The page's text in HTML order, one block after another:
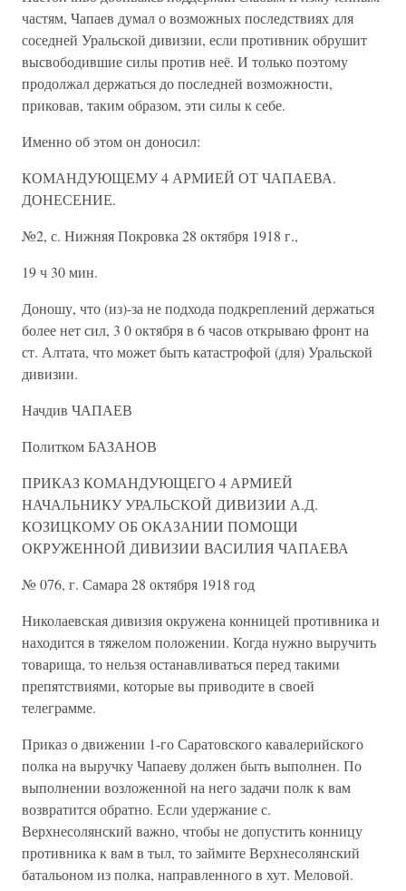
частям, Чапаев думал о возможных последствиях для
соседней Уральской дивизии, если противник обрушит
высвободившие силы против неё. И только поэтому
продолжал держаться до последней возможности,
приковав, таким образом, эти силы к себе.
Именно об этом он доносил:
КОМАНДУЮЩЕМУ 4 АРМИЕЙ ОТ ЧАПАЕВА.
ДОНЕСЕНИЕ.
№2, с. Нижняя Покровка 28 октября 1918 г.,
19 ч 30 мин.
Доношу, что (из)-за не подхода подкреплений держаться
более нет сил, 3 0 октября в 6 часов открываю фронт на
ст. Алтата, что может быть катастрофой (для) Уральской
дивизии.
Начдив ЧАПАЕВ
Политком БАЗАНОВ
ПРИКАЗ КОМАНДУЮЩЕГО 4 АРМИЕЙ
НАЧАЛЬНИКУ УРАЛЬСКОЙ ДИВИЗИИ А.Д.
КОЗИЦКОМУ ОБ ОКАЗАНИИ ПОМОЩИ
ОКРУЖЕННОЙ ДИВИЗИИ ВАСИЛИЯ ЧАПАЕВА
№ 076, г. Самара 28 октября 1918 год
Николаевская дивизия окружена конницей противника и
находится в тяжелом положении. Когда нужно выручить
товарища, то нельзя останавливаться перед такими
препятствиями, которые вы приводите в своей
телеграмме.
Приказ о движении 1-го Саратовского кавалерийского
полка на выручку Чапаеву должен быть выполнен. По
выполнении возложенной на него задачи полк к вам
возвратится обратно. Если удержание с.
Верхнесолянский важно, чтобы не допустить конницу
противника к вам в тыл, то займите Верхнесолянский
батальоном из полка, направленного в хут. Меловой.